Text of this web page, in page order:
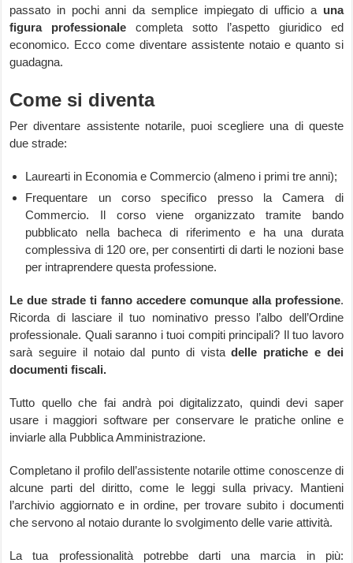
passato in pochi anni da semplice impiegato di ufficio a una
figura professionale completa sotto l’aspetto giuridico ed
economico. Ecco come diventare assistente notaio e quanto si
guadagna.
Come si diventa
Per diventare assistente notarile, puoi scegliere una di queste
due strade:
Laurearti in Economia e Commercio (almeno i primi tre anni);
Frequentare un corso specifico presso la Camera di
Commercio. Il corso viene organizzato tramite bando
pubblicato nella bacheca di riferimento e ha una durata
complessiva di 120 ore, per consentirti di darti le nozioni base
per intraprendere questa professione.
Le due strade ti fanno accedere comunque alla professione.
Ricorda di lasciare il tuo nominativo presso l’albo dell’Ordine
professionale. Quali saranno i tuoi compiti principali? Il tuo lavoro
sarà seguire il notaio dal punto di vistadelle pratiche e dei
documenti fiscali.
Tutto quello che fai andrà poi digitalizzato, quindi devi saper
usare i maggiori software per conservare le pratiche online e
inviarle alla Pubblica Amministrazione.
Completano il profilo dell’assistente notarile ottime conoscenze di
alcune parti del diritto, come le leggi sulla privacy. Mantieni
l’archivio aggiornato e in ordine, per trovare subito i documenti
che servono al notaio durante lo svolgimento delle varie attività.
La tua professionalità potrebbe darti una marcia in più: